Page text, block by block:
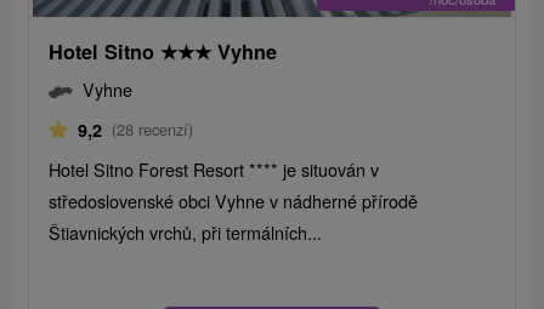
Hotel Sitno ★★★ Vyhne
Vyhne
9,2 (28 recenzí)
Hotel Sitno Forest Resort **** je situován v
středoslovenské obci Vyhne v nádherné přírodě
Štiavnických vrchů, při termálních...